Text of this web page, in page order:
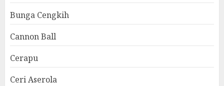
Bunga Cengkih
Cannon Ball
Cerapu
Ceri Aserola